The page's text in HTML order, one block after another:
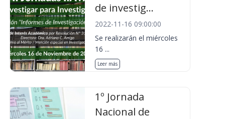
de investig...
2022-11-16 09:00:00
Se realizarán el miércoles
16 ...
Leer más
1º Jornada
Nacional de